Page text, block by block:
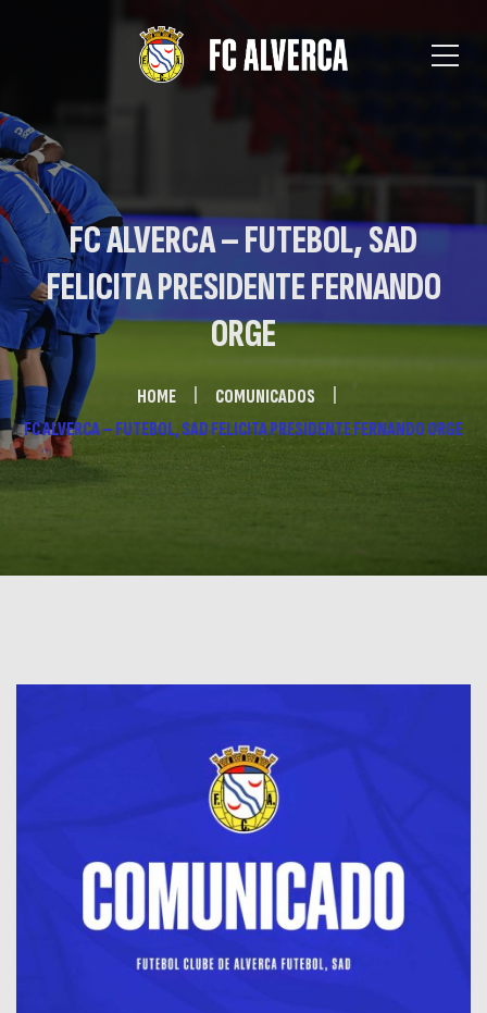
FC ALVERCA – FUTEBOL, SAD
FELICITA PRESIDENTE FERNANDO
ORGE
HOME
COMUNICADOS
FC ALVERCA – FUTEBOL, SAD FELICITA PRESIDENTE FERNANDO ORGE